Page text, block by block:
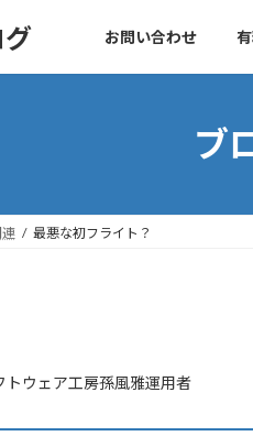
お問い合わせ
ブ
最悪な初フライト？
トウェア工房孫風雅運用者